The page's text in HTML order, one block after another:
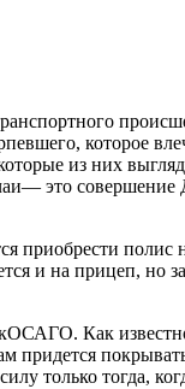
которое
из них
это
полис
и на прицеп, но
Как
только тогда,